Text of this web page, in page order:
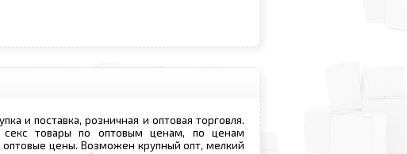
и поставка, розничная и оптовая торговля.
товары по оптовым ценам, по ценам
цены. Возможен крупный опт, мелкий